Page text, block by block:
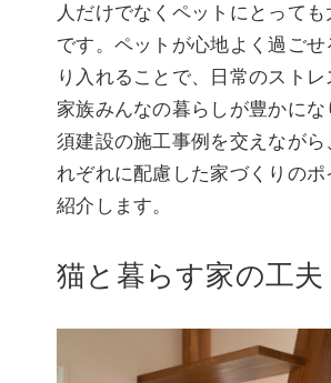
人だけでなくペットにとって
です。ペットが心地よく過ごせ
り入れることで、日常のストレ
家族みんなの暮らしが豊かに
須建設の施工事例を交えながら
れぞれに配慮した家づくりの
紹介します。
猫と暮らす家の工夫